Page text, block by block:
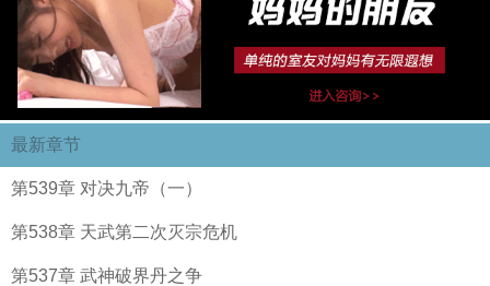
最新章节
第539章 对决九帝（一）
第538章 天武第二次灭宗危机
第537章 武神破界丹之争